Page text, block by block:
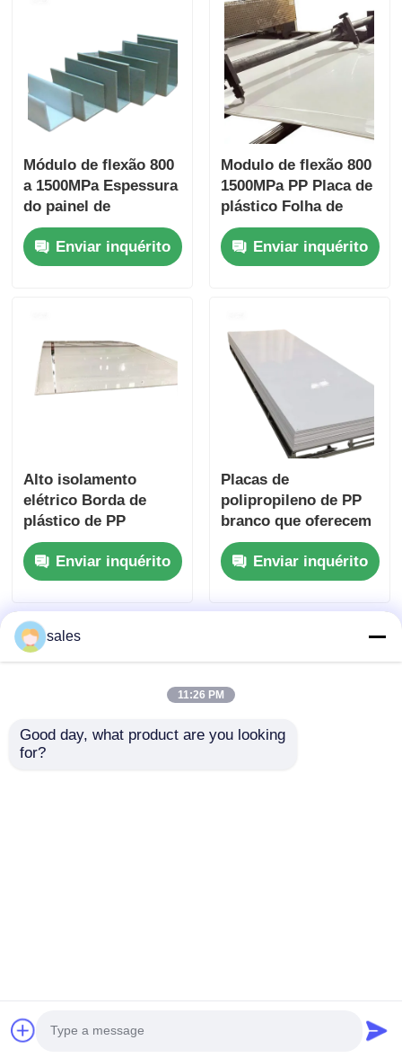
Módulo de flexão 800
a 1500MPa Espessura
do painel de
polipropileno PP
Normalmente varia de
1 mm a 20 mm Ideal
Enviar inquérito
Modulo de flexão 800
1500MPa PP Placa de
plástico Folha de
polipropileno
Resistente a ácidos
Material durável para
Enviar inquérito
Alto isolamento
elétrico Borda de
plástico de PP
espessura geralmente
varia de 1 mm a 20
mm Ideal para usos
Enviar inquérito
Placas de
polipropileno de PP
branco que oferecem
excelente resistência
química resistente a
impactos e material
Enviar inquérito
china.Copyright © 2026 Chengdu Xinkunda Plastic
sales
11:26 PM
Good day, what product are you looking
for?